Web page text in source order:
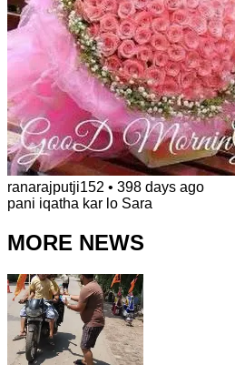
ranarajputji152 • 398 days ago
pani iqatha kar lo Sara
MORE NEWS